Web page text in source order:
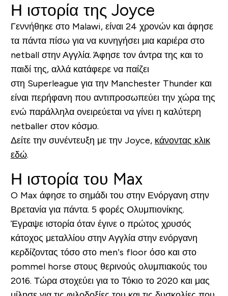
Η ιστορία της Joyce
Γεννήθηκε στο Malawi, είναι 24 χρονών και άφησε
τα πάντα πίσω για να κυνηγήσει μια καριέρα στο
netball στην Αγγλία. Άφησε τον άντρα της και το
παιδί της, αλλά κατάφερε να παίζει
στη Superleague για την Manchester Thunder και
είναι περήφανη που αντιπροσωπεύει την χώρα της
ενώ παράλληλα ονειρεύεται να γίνει η καλύτερη
netballer στον κόσμο.
Δείτε την συνέντευξη με την Joyce, κάνοντας κλικ
εδώ.
Η ιστορία του Max
O Max άφησε το σημάδι του στην Ενόργανη στην
Βρετανία για πάντα. 5 φορές Ολυμπιονίκης.
Έγραψε ιστορία όταν έγινε ο πρώτος χρυσός
κάτοχος μεταλλίου στην Αγγλία στην ενόργανη
κερδίζοντας τόσο στο men’s floor όσο και στο
pommel horse στους θερινούς ολυμπιακούς του
2016. Τώρα στοχεύει για το Τόκιο το 2020 και μας